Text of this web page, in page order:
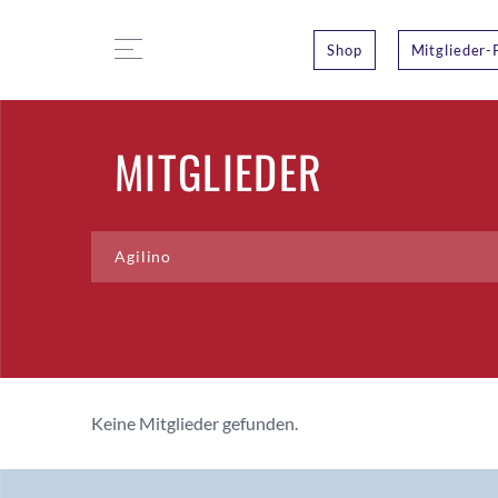
Shop Mitglieder-
MITGLIEDER
Keine Mitglieder gefunden.